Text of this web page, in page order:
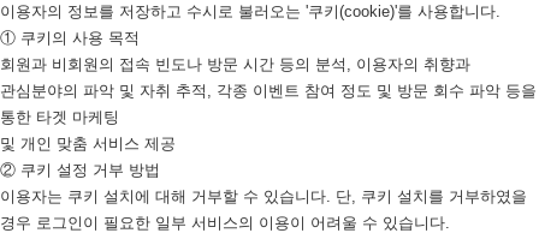
이용자의 정보를 저장하고 수시로 불러오는 '쿠키(cookie)'를 사용합니다.
① 쿠키의 사용 목적
회원과 비회원의 접속 빈도나 방문 시간 등의 분석, 이용자의 취향과
관심분야의 파악 및 자취 추적, 각종 이벤트 참여 정도 및 방문 회수 파악 등을
통한 타겟 마케팅
및 개인 맞춤 서비스 제공
② 쿠키 설정 거부 방법
이용자는 쿠키 설치에 대해 거부할 수 있습니다. 단, 쿠키 설치를 거부하였을
경우 로그인이 필요한 일부 서비스의 이용이 어려울 수 있습니다.